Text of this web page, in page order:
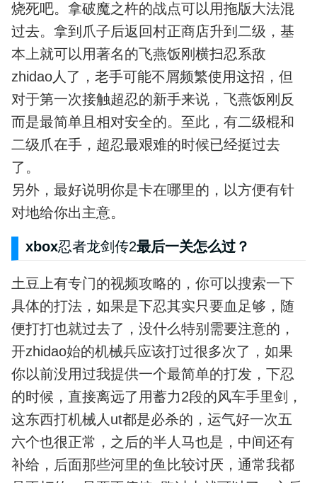
烧死吧。拿破魔之杵的战点可以用拖版大法混
过去。拿到爪子后返回村正商店升到二级，基
本上就可以用著名的飞燕饭刚横扫忍系敌
zhidao人了，老手可能不屑频繁使用这招，但
对于第一次接触超忍的新手来说，飞燕饭刚反
而是最简单且相对安全的。至此，有二级棍和
二级爪在手，超忍最艰难的时候已经挺过去
了。
另外，最好说明你是卡在哪里的，以方便有针
对地给你出主意。
xbox忍者龙剑传2最后一关怎么过？
土豆上有专门的视频攻略的，你可以搜索一下
具体的打法，如果是下忍其实只要血足够，随
便打打也就过去了，没什么特别需要注意的，
开zhidao始的机械兵应该打过很多次了，如果
你以前没用过我提供一个最简单的打发，下忍
的时候，直接离远了用蓄力2段的风车手里剑，
这东西打机械人ut都是必杀的，运气好一次五
六个也很正常，之后的半人马也是，中间还有
补给，后面那些河里的鱼比较讨厌，通常我都